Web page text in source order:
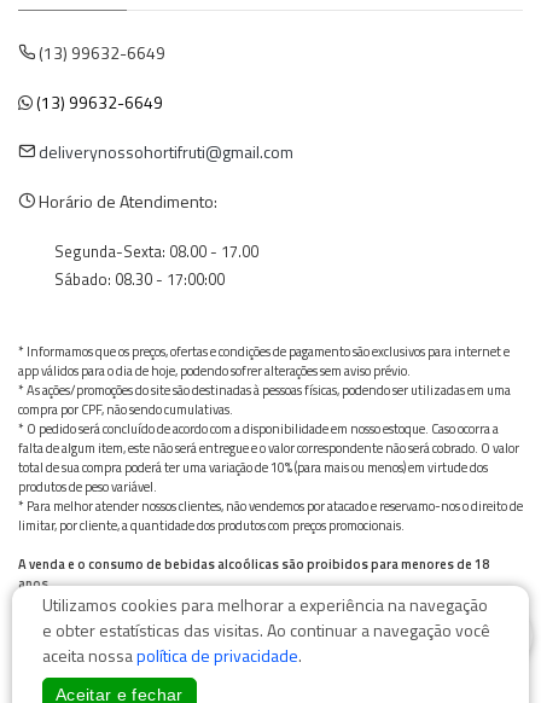
(13) 99632-6649
(13) 99632-6649
deliverynossohortifruti@gmail.com
Horário de Atendimento:
Segunda-Sexta: 08.00 - 17.00
Sábado: 08.30 - 17:00:00
* Informamos que os preços, ofertas e condições de pagamento são exclusivos para internet e
app válidos para o dia de hoje, podendo sofrer alterações sem aviso prévio.
* As ações/promoções do site são destinadas à pessoas físicas, podendo ser utilizadas em uma
compra por CPF, não sendo cumulativas.
* O pedido será concluído de acordo com a disponibilidade em nosso estoque. Caso ocorra a
falta de algum item, este não será entregue e o valor correspondente não será cobrado. O valor
total de sua compra poderá ter uma variação de 10% (para mais ou menos) em virtude dos
produtos de peso variável.
* Para melhor atender nossos clientes, não vendemos por atacado e reservamo-nos o direito de
limitar, por cliente, a quantidade dos produtos com preços promocionais.
A venda e o consumo de bebidas alcoólicas são proibidos para menores de 18
anos.
Bebida alcoólica pode causar dependência química e, em excesso, provoca graves males à saúde.
Beba com moderação
Utilizamos cookies para melhorar a experiência na navegação
e obter estatísticas das visitas. Ao continuar a navegação você
aceita nossapolítica de privacidade.
Aceitar e fechar